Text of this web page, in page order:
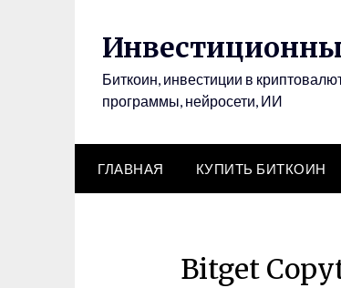
Биткоин, инвестиции в
программы, нейросети, ИИ
ГЛАВНАЯ КУПИТЬ БИТКОИН
Bitget